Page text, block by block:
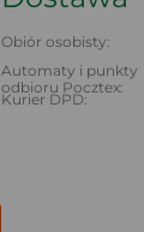
Obiór osobisty:
Automaty i punkty
odbioru Pocztex:
Kurier DPD: